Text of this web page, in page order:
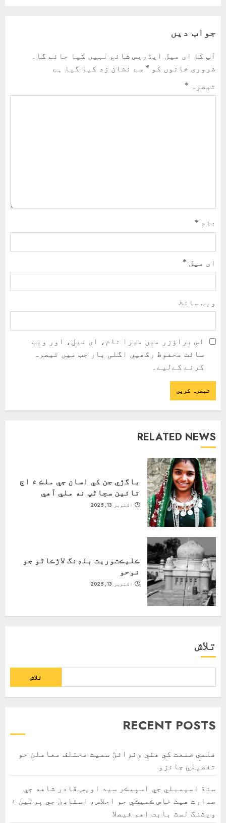
جواب دیں
آپ کا ای میل ایڈریس شائع نہیں کیا جائے گا۔
ضروری خانوں کو * سے نشان زد کیا گیا ہے
تبصرہ *
نام *
ای میل *
ویب‌ سائٹ
اس براؤزر میں میرا نام، ای میل، اور ویب
سائٹ محفوظ رکھیں اگلی بار جب میں تبصرہ
کرنے کےلیے۔
RELATED NEWS
باگڙي جن کي اسان جي ملڪ ۾ اڄ
تائين سڃاڻپ نه ملي آهي
اکتوبر 13, 2025
ڪليڪٽوريٽ بلڊنگ لاڙڪاڻو جو
نوحو
اکتوبر 13, 2025
تلاش
تلاش
RECENT POSTS
فلمي صنعت کي ھٿي وٺرائڻ سميت مختلف معاملن جو
تفصيلي جائزو
سنڌ اسيمبلي جي اسپيڪر سيد اويس قادر شاهه جي
صدارت هيٺ خاص ڪميٽي جو اجلاس، استادن جي ڀرتين ۽
ويٽنگ لسٽ بابت اهم فيصلا